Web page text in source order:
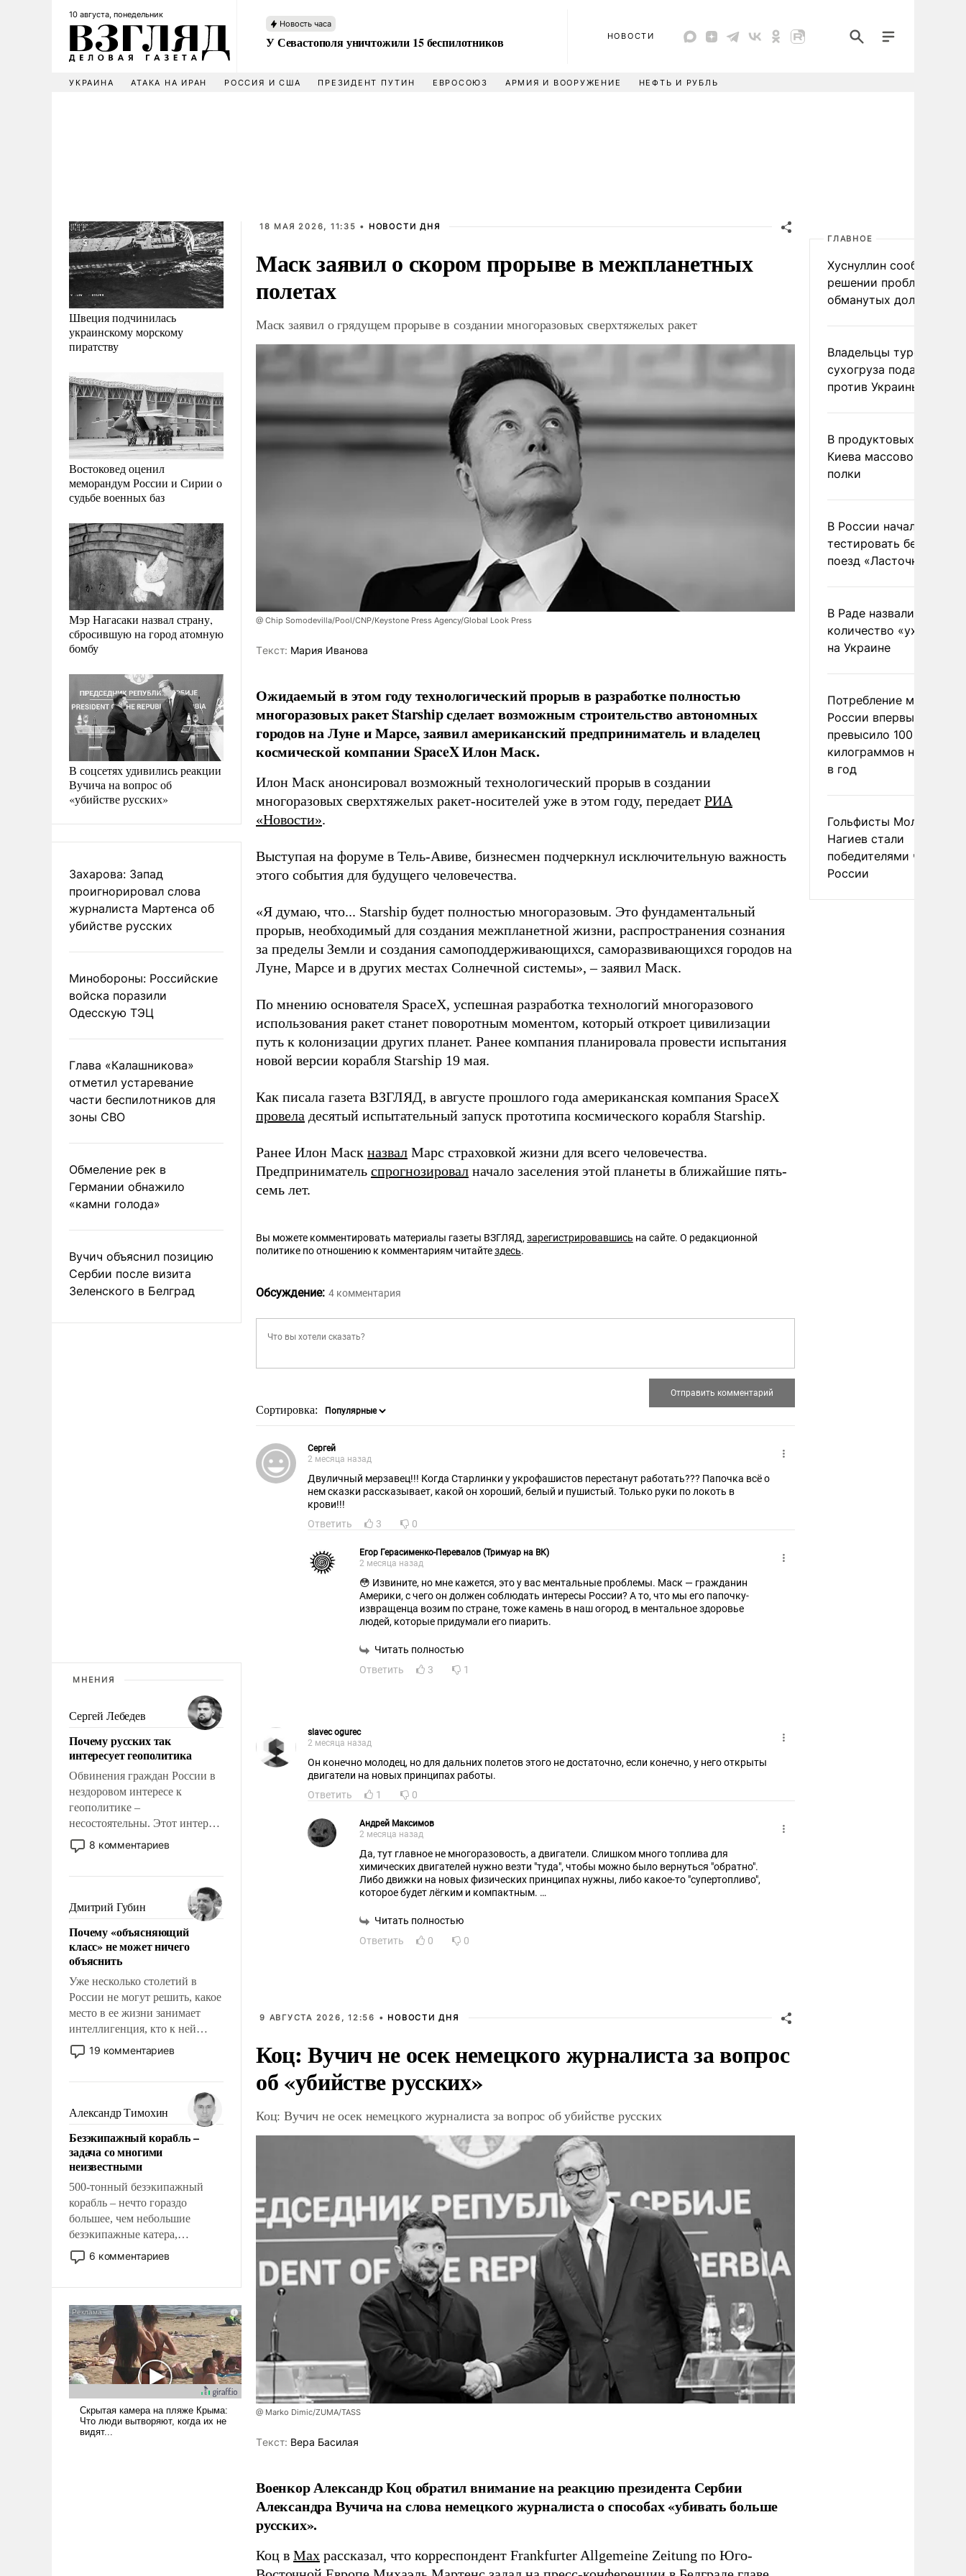
10 августа, понедельник
Новость часа
У Севастополя уничтожили 15 беспилотников НОВОСТИ
УКРАИНА АТАКА НА ИРАН РОССИЯ И США ПРЕЗИДЕНТ ПУТИН ЕВРОСОЮЗ АРМИЯ И ВООРУЖЕНИЕ НЕФТЬ И РУБЛЬ
Швеция подчинилась
украинскому морскому
пиратству
Востоковед оценил
меморандум России и Сирии о
судьбе военных баз
Мэр Нагасаки назвал страну,
сбросившую на город атомную
бомбу
В соцсетях удивились реакции
Вучича на вопрос об
«убийстве русских»
Захарова: Запад
проигнорировал слова
журналиста Мартенса об
убийстве русских
Минобороны: Российские
войска поразили
Одесскую ТЭЦ
Глава «Калашникова»
отметил устаревание
части беспилотников для
зоны СВО
Обмеление рек в
Германии обнажило
«камни голода»
Вучич объяснил позицию
Сербии после визита
Зеленского в Белград
МНЕНИЯ
Сергей Лебедев
Почему русских так
интересует геополитика
Обвинения граждан России в
нездоровом интересе к
геополитике –
несостоятельны. Этот интерес
рационален и прагматичен. Он
обусловлен тысячелетним
фундаментальным знанием,
что мировая политика имеет
свойство заявляться на порог
нашего дома.
8 комментариев
Дмитрий Губин
Почему «объясняющий
класс» не может ничего
объяснить
Уже несколько столетий в
России не могут решить, какое
место в ее жизни занимает
интеллигенция, кто к ней
принадлежит, а кого из нее
исключили с правом
чем она отличается от просто
образованных людей. Иногда
казалось, что эти вопросы
решены раз и навсегда, но –
нет, не решены.
19 комментариев
Александр Тимохин
Безэкипажный корабль –
задача со многими
неизвестными
500-тонный безэкипажный
корабль – нечто гораздо
большее, чем небольшие
безэкипажные катера,
применение которых уже
стало обыденностью. Задача по
и ее реализация радикально
поднимет наши боевые
возможности.
6 комментариев
18 МАЯ 2026, 11:35 • НОВОСТИ ДНЯ
Маск заявил о скором прорыве в межпланетных
полетах
Маск заявил о грядущем прорыве в создании многоразовых сверхтяжелых ракет
@ Chip Somodevilla/Pool/CNP/Keystone Press Agency/Global Look Press
Tекст: Мария Иванова
Ожидаемый в этом году технологический прорыв в разработке полностью
многоразовых ракет Starship сделает возможным строительство автономных
городов на Луне и Марсе, заявил американский предприниматель и владелец
космической компании SpaceX Илон Маск.
Илон Маск анонсировал возможный технологический прорыв в создании
многоразовых сверхтяжелых ракет-носителей уже в этом году, передает РИА
«Новости».
Выступая на форуме в Тель-Авиве, бизнесмен подчеркнул исключительную важность
этого события для будущего человечества.
«Я думаю, что... Starship будет полностью многоразовым. Это фундаментальный
прорыв, необходимый для создания межпланетной жизни, распространения сознания
за пределы Земли и создания самоподдерживающихся, саморазвивающихся городов на
Луне, Марсе и в других местах Солнечной системы», – заявил Маск.
По мнению основателя SpaceX, успешная разработка технологий многоразового
использования ракет станет поворотным моментом, который откроет цивилизации
путь к колонизации других планет. Ранее компания планировала провести испытания
новой версии корабля Starship 19 мая.
Как писала газета ВЗГЛЯД, в августе прошлого года американская компания SpaceX
провела десятый испытательный запуск прототипа космического корабля Starship.
Ранее Илон Маск назвал Марс страховкой жизни для всего человечества.
Предприниматель спрогнозировал начало заселения этой планеты в ближайшие пять-
семь лет.
Вы можете комментировать материалы газеты ВЗГЛЯД,зарегистрировавшись на сайте. О редакционной
политике по отношению к комментариям читайтездесь.
Обсуждение: 4 комментария
Сортировка:
Сергей
2 месяца назад
Двуличный мерзавец!!! Когда Старлинки у укрофашистов перестанут работать??? Папочка всё о
нем сказки рассказывает, какой он хороший, белый и пушистый. Только руки по локоть в
крови!!!
Ответить
3 0
Егор Герасименко-Перевалов (Тримуар на ВК)
2 месяца назад
😳 Извините, но мне кажется, это у вас ментальные проблемы. Маск — гражданин
Америки, с чего он должен соблюдать интересы России? А то, что мы его папочку-
извращенца возим по стране, тоже камень в наш огород, в ментальное здоровье
людей, которые придумали его пиарить.
Читать полностью
Ответить
3 1
slavec ogurec
2 месяца назад
Он конечно молодец, но для дальних полетов этого не достаточно, если конечно, у него открыты
двигатели на новых принципах работы.
Ответить
1 0
Андрей Максимов
2 месяца назад
Да, тут главное не многоразовость, а двигатели. Слишком много топлива для
химических двигателей нужно везти "туда", чтобы можно было вернуться "обратно".
Либо движки на новых физических принципах нужны, либо какое-то "супертопливо",
которое будет лёгким и компактным.
Но Маск продвигает то, что умеет, что естественно.
Читать полностью
Ответить
0 0
9 АВГУСТА 2026, 12:56 • НОВОСТИ ДНЯ
Коц: Вучич не осек немецкого журналиста за вопрос
об «убийстве русских»
Коц: Вучич не осек немецкого журналиста за вопрос об убийстве русских
@ Marko Dimic/ZUMA/TASS
Tекст: Вера Басилая
Военкор Александр Коц обратил внимание на реакцию президента Сербии
Александра Вучича на слова немецкого журналиста о способах «убивать больше
русских».
Коц в Мах рассказал, что корреспондент Frankfurter Allgemeine Zeitung по Юго-
ГЛАВНОЕ
Хуснуллин сообщил о
решении проблемы
обманутых дольщиков
Владельцы турецкого
сухогруза подадут иск
против Украины в Гаагу
В продуктовых
Киева массово
полки
В России начали
тестировать
поезд «Ласточка»
В Раде назвали
количество
на Украине
Потребление мяса в
России впервые
превысило 100
килограммов на
в год
Гольфисты
Нагиев стали
победителями
России